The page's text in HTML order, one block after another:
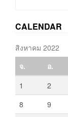
CALENDAR
สิงหาคม 2022
จ.
อ.
1
2
8
9